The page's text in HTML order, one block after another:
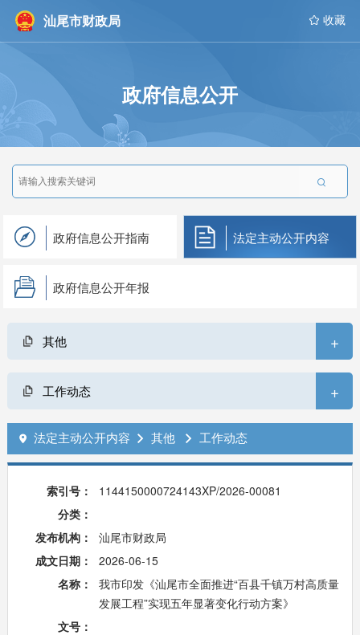
汕尾市财政局  收藏
政府信息公开

政府信息公开指南 法定主动公开内容
政府信息公开年报
其他 +
工作动态 +
 法定主动公开内容  其他  工作动态
索引号：
1144150000724143XP/2026-00081
分类：
发布机构：
汕尾市财政局
成文日期：
2026-06-15
名称：
我市印发《汕尾市全面推进“百县千镇万村高质量
发展工程”实现五年显著变化行动方案》
文号：